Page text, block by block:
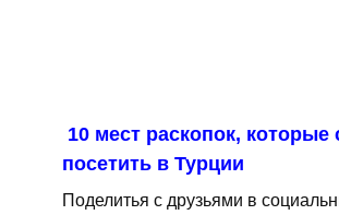
10 мест раскопок, которые
посетить в Турции
Поделитья с друзьями в